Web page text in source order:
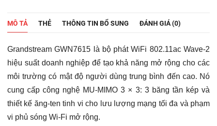
GWN7615,
Hỗ
200+
User,
Chuẩn
AC
MU-
MIMO
(Không
kèm
nguồn)
MÔ TẢ THẺ THÔNG TIN BỔ SUNG ĐÁNH GIÁ (0)
Grandstream GWN7615 là bộ phát WiFi 802.11ac Wave-2
hiệu suất doanh nghiệp để tạo khả năng mở rộng cho các
môi trường có mật độ người dùng trung bình đến cao. Nó
cung cấp công nghệ MU-MIMO 3 × 3: 3 băng tần kép và
thiết kế ăng-ten tinh vi cho lưu lượng mạng tối đa và phạm
vi phủ sóng Wi-Fi mở rộng.